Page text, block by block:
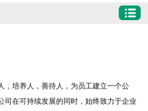
，培养人，善待人，为员工建立一个公
司在可持续发展的同时，始终致力于企业